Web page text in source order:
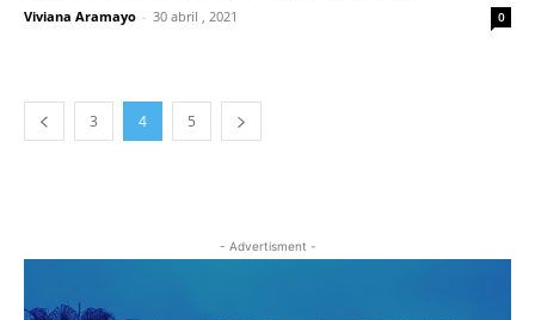
Viviana Aramayo - 30 abril , 2021 0
3 4 5
- Advertisment -